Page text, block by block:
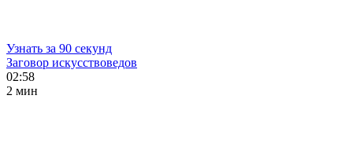
Узнать за 90 секунд
Заговор искусствоведов
02:58
2 мин